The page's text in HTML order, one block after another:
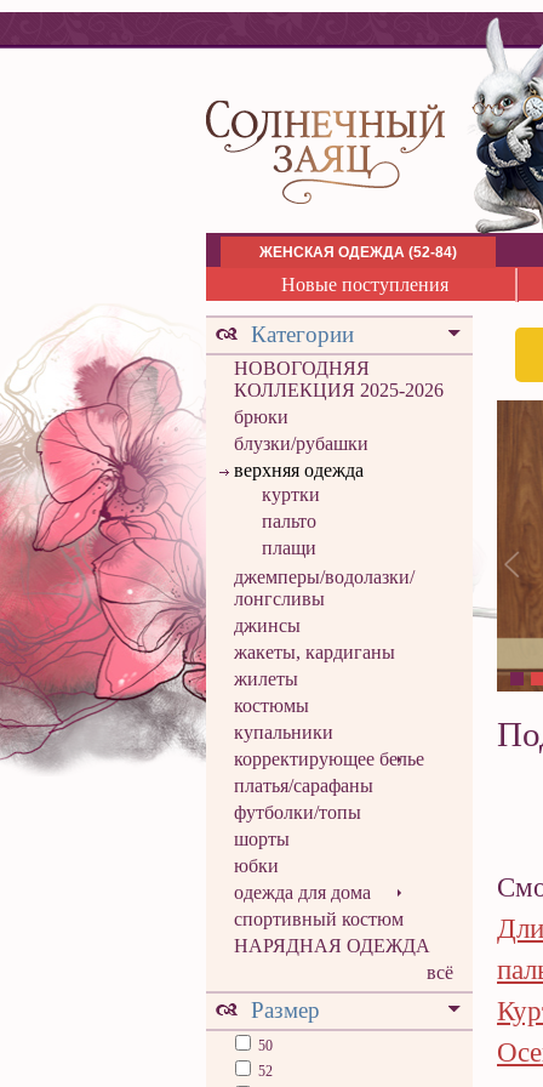
ЖЕНСКАЯ ОДЕЖДА (52-84)
Новые поступления
Категории
НОВОГОДНЯЯ
КОЛЛЕКЦИЯ 2025-2026
брюки
блузки/рубашки
верхняя одежда
куртки
пальто
плащи
джемперы/водолазки/
лонгсливы
джинсы
жакеты, кардиганы
жилеты
костюмы
купальники
корректирующее белье
платья/сарафаны
футболки/топы
шорты
юбки
одежда для дома
спортивный костюм
НАРЯДНАЯ ОДЕЖДА
всё
Размер
50
52